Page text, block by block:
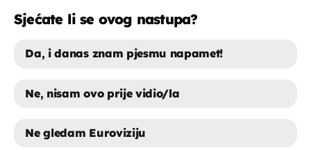
Sjećate li se ovog nastupa?
Da, i danas znam pjesmu napamet!
Ne, nisam ovo prije vidio/la
Ne gledam Euroviziju